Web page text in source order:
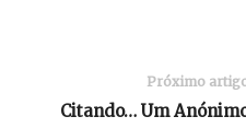
Próximo
Citando… Um